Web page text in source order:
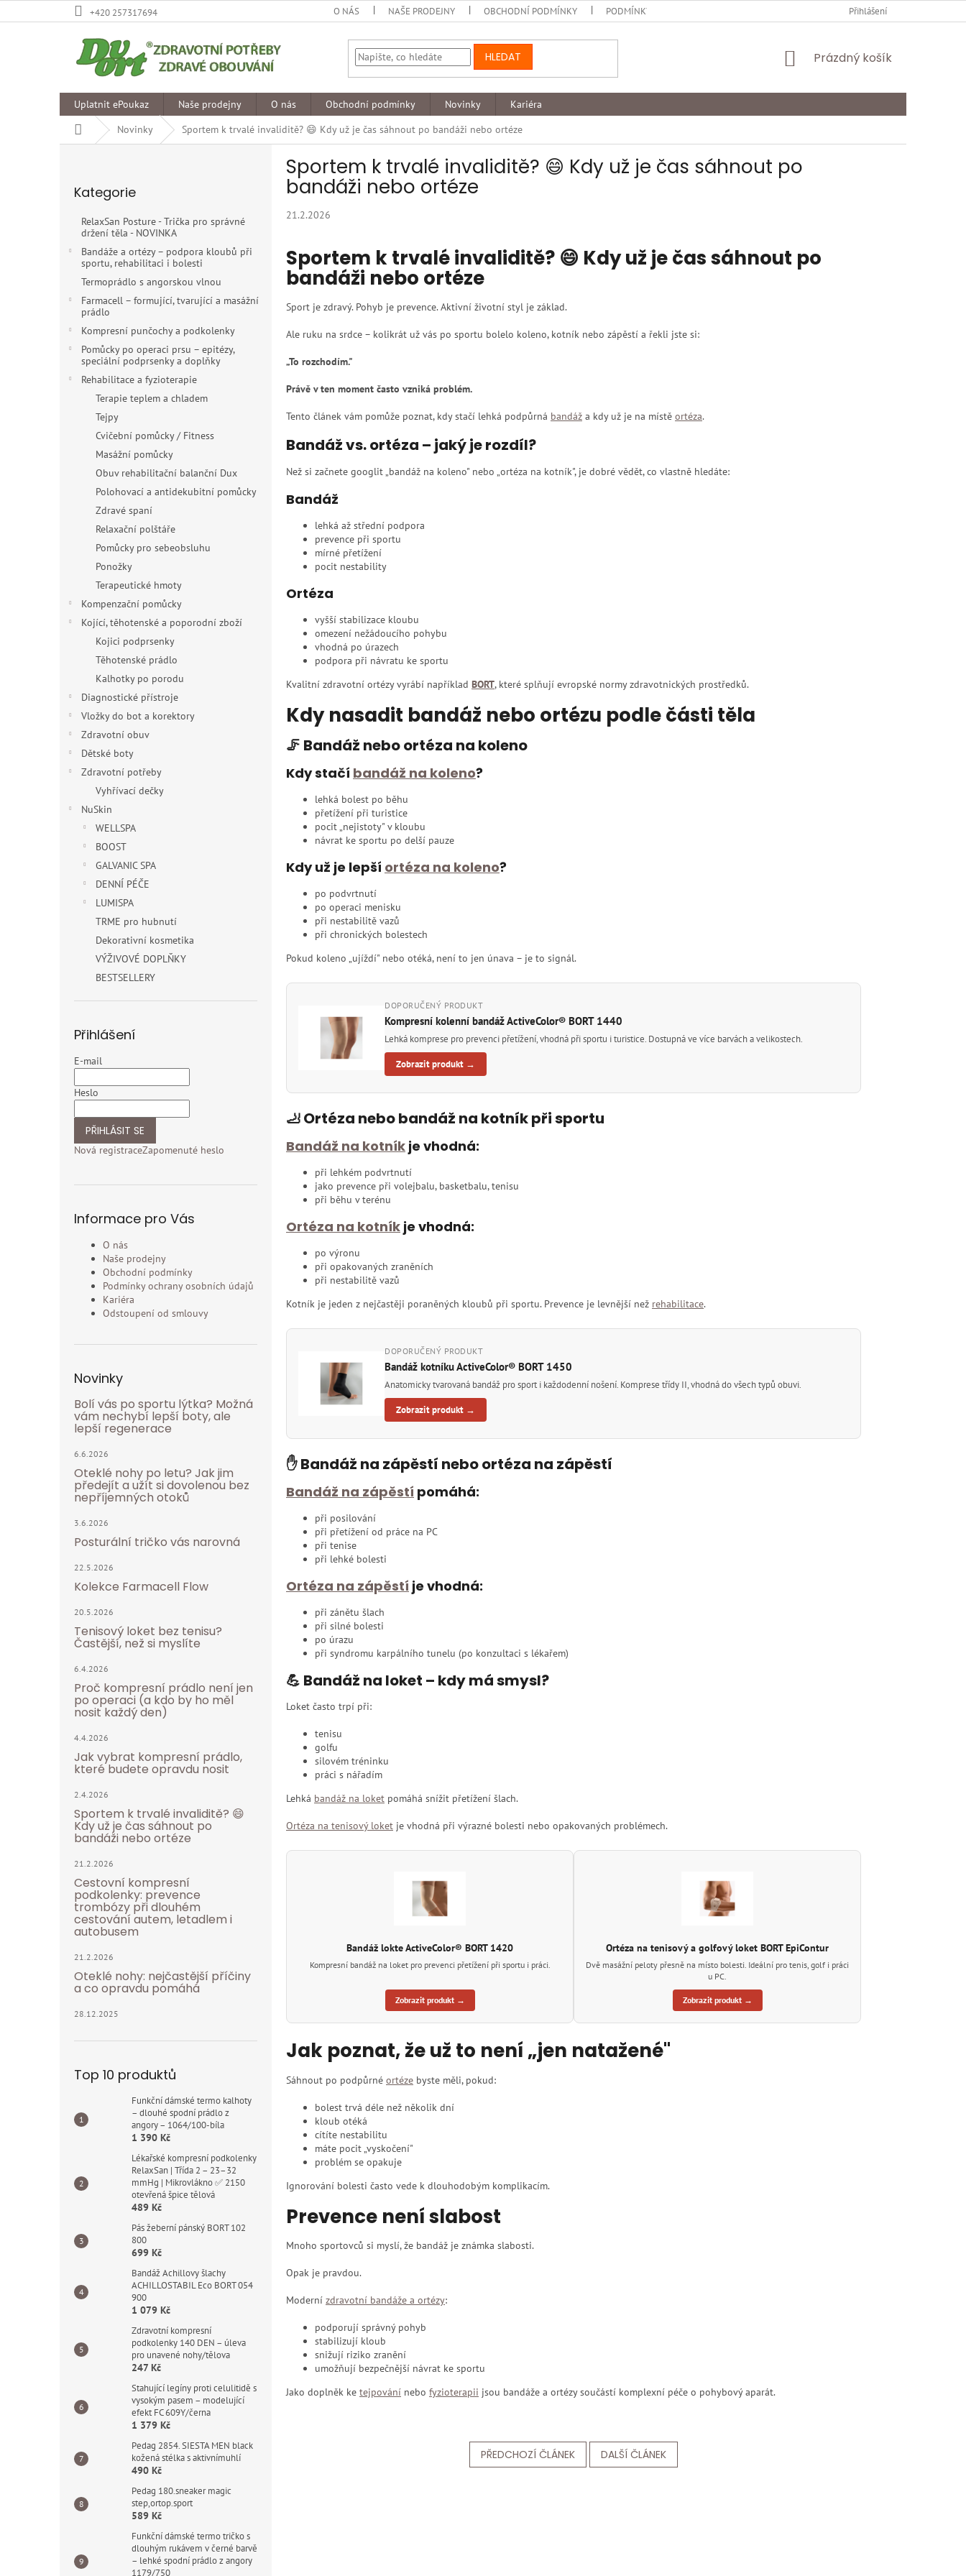
na
+420 257317694 O NÁS NAŠE PRODEJNY OBCHODNÍ PODMÍNKY PODMÍNKY OCHRANY OSOBNÍCH ÚDAJŮ ODSTOUPENÍ OD
Přihlášení
HLEDAT
NÁKUPNÍ
Prázdný košík
Uplatnit ePoukaz Naše prodejny O nás Obchodní podmínky Novinky
Kariéra
Domů
Novinky Sportem k trvalé invaliditě? 😄 Kdy už je čas sáhnout po bandáži nebo ortéze
kategorie
Kategorie
RelaxSan Posture - Trička pro správné
držení těla - NOVINKA
Bandáže a ortézy – podpora kloubů při
sportu, rehabilitaci i bolesti
Termoprádlo s angorskou vlnou
Farmacell – formující, tvarující a masážní
prádlo
Kompresní punčochy a podkolenky
Pomůcky po operaci prsu – epitézy,
speciální podprsenky a doplňky
Rehabilitace a fyzioterapie
Terapie teplem a chladem
Tejpy
Cvičební pomůcky / Fitness
Masážní pomůcky
Obuv rehabilitační balanční Dux
Polohovací a antidekubitní pomůcky
Zdravé spaní
Relaxační polštáře
Pomůcky pro sebeobsluhu
Ponožky
Terapeutické hmoty
Kompenzační pomůcky
Kojící, těhotenské a poporodní zboží
Kojici podprsenky
Těhotenské prádlo
Kalhotky po porodu
Diagnostické přístroje
Vložky do bot a korektory
Zdravotní obuv
Dětské boty
Zdravotní potřeby
Vyhřívací dečky
NuSkin
WELLSPA
BOOST
GALVANIC SPA
DENNÍ PÉČE
LUMISPA
TRME pro hubnutí
Dekorativní kosmetika
VÝŽIVOVÉ DOPLŇKY
BESTSELLERY
Přihlášení
E-mail
Heslo
PŘIHLÁSIT SE
Nová registraceZapomenuté heslo
Informace pro Vás
O nás
Naše prodejny
Obchodní podmínky
Podmínky ochrany osobních údajů
Kariéra
Odstoupení od smlouvy
Novinky
Bolí vás po sportu lýtka? Možná
vám nechybí lepší boty, ale
lepší regenerace
6.6.2026
Oteklé nohy po letu? Jak jim
předejít a užít si dovolenou bez
nepříjemných otoků
3.6.2026
Posturální tričko vás narovná
22.5.2026
Kolekce Farmacell Flow
20.5.2026
Tenisový loket bez tenisu?
Častější, než si myslíte
6.4.2026
Proč kompresní prádlo není jen
po operaci (a kdo by ho měl
nosit každý den)
4.4.2026
Jak vybrat kompresní prádlo,
které budete opravdu nosit
2.4.2026
Sportem k trvalé invaliditě? 😄
Kdy už je čas sáhnout po
bandáži nebo ortéze
21.2.2026
Cestovní kompresní
podkolenky: prevence
trombózy při dlouhém
cestování autem, letadlem i
autobusem
21.2.2026
Oteklé nohy: nejčastější příčiny
a co opravdu pomáhá
28.12.2025
Top 10 produktů
Funkční dámské termo kalhoty
– dlouhé spodní prádlo z
angory – 1064/100-bíla
1 390 Kč
Lékařské kompresní podkolenky
RelaxSan | Třída 2 – 23–32
mmHg | Mikrovlákno ✅ 2150
otevřená špice tělová
489 Kč
Pás žeberní pánský BORT 102
800
699 Kč
Bandáž Achillovy šlachy
ACHILLOSTABIL Eco BORT 054
900
1 079 Kč
Zdravotní kompresní
podkolenky 140 DEN – úleva
pro unavené nohy/tělova
247 Kč
Stahující legíny proti celulitidě s
vysokým pasem – modelující
efekt FC 609Y/černa
1 379 Kč
Pedag 2854. SIESTA MEN black
kožená stélka s aktivnímuhlí
490 Kč
Pedag 180.sneaker magic
step,ortop.sport
589 Kč
Funkční dámské termo tričko s
dlouhým rukávem v černé barvě
– lehké spodní prádlo z angory
1179/750
Sportem k trvalé invaliditě? 😄 Kdy už je čas sáhnout po
bandáži nebo ortéze
21.2.2026
Sportem k trvalé invaliditě? 😄 Kdy už je čas sáhnout po
bandáži nebo ortéze
Sport je zdravý. Pohyb je prevence. Aktivní životní styl je základ.
Ale ruku na srdce – kolikrát už vás po sportu bolelo koleno, kotník nebo zápěstí a řekli jste si:
„To rozchodím."
Právě v ten moment často vzniká problém.
Tento článek vám pomůže poznat, kdy stačí lehká podpůrná bandáž a kdy už je na místě ortéza.
Bandáž vs. ortéza – jaký je rozdíl?
Než si začnete googlit „bandáž na koleno" nebo „ortéza na kotník", je dobré vědět, co vlastně hledáte:
Bandáž
lehká až střední podpora
prevence při sportu
mírné přetížení
pocit nestability
Ortéza
vyšší stabilizace kloubu
omezení nežádoucího pohybu
vhodná po úrazech
podpora při návratu ke sportu
Kvalitní zdravotní ortézy vyrábí například BORT, které splňují evropské normy zdravotnických prostředků.
Kdy nasadit bandáž nebo ortézu podle části těla
🦵 Bandáž nebo ortéza na koleno
Kdy stačí bandáž na koleno?
lehká bolest po běhu
přetížení při turistice
pocit „nejistoty" v kloubu
návrat ke sportu po delší pauze
Kdy už je lepší ortéza na koleno?
po podvrtnutí
po operaci menisku
při nestabilitě vazů
při chronických bolestech
Pokud koleno „ujíždí" nebo otéká, není to jen únava – je to signál.
DOPORUČENÝ PRODUKT
Kompresní kolenní bandáž ActiveColor® BORT 1440
Lehká komprese pro prevenci přetížení, vhodná při sportu i turistice. Dostupná ve více barvách a velikostech.
Zobrazit produkt →
🦶 Ortéza nebo bandáž na kotník při sportu
Bandáž na kotník je vhodná:
při lehkém podvrtnutí
jako prevence při volejbalu, basketbalu, tenisu
při běhu v terénu
Ortéza na kotník je vhodná:
po výronu
při opakovaných zraněních
při nestabilitě vazů
Kotník je jeden z nejčastěji poraněných kloubů při sportu. Prevence je levnější než rehabilitace.
DOPORUČENÝ PRODUKT
Bandáž kotníku ActiveColor® BORT 1450
Anatomicky tvarovaná bandáž pro sport i každodenní nošení. Komprese třídy II, vhodná do všech typů obuvi.
Zobrazit produkt →
✋ Bandáž na zápěstí nebo ortéza na zápěstí
Bandáž na zápěstí pomáhá:
při posilování
při přetížení od práce na PC
při tenise
při lehké bolesti
Ortéza na zápěstí je vhodná:
při zánětu šlach
při silné bolesti
po úrazu
při syndromu karpálního tunelu (po konzultaci s lékařem)
💪 Bandáž na loket – kdy má smysl?
Loket často trpí při:
tenisu
golfu
silovém tréninku
práci s nářadím
Lehká bandáž na loket pomáhá snížit přetížení šlach.
Ortéza na tenisový loket je vhodná při výrazné bolesti nebo opakovaných problémech.
Bandáž lokte ActiveColor® BORT 1420
Kompresní bandáž na loket pro prevenci přetížení při sportu i práci.
Zobrazit produkt →
Ortéza na tenisový a golfový loket BORT EpiContur
Dvě masážní peloty přesně na místo bolesti. Ideální pro tenis, golf i práci
u PC.
Zobrazit produkt →
Jak poznat, že už to není „jen natažené"
Sáhnout po podpůrné ortéze byste měli, pokud:
bolest trvá déle než několik dní
kloub otéká
cítíte nestabilitu
máte pocit „vyskočení"
problém se opakuje
Ignorování bolesti často vede k dlouhodobým komplikacím.
Prevence není slabost
Mnoho sportovců si myslí, že bandáž je známka slabosti.
Opak je pravdou.
Moderní zdravotní bandáže a ortézy:
podporují správný pohyb
stabilizují kloub
snižují riziko zranění
umožňují bezpečnější návrat ke sportu
Jako doplněk ke tejpování nebo fyzioterapii jsou bandáže a ortézy součástí komplexní péče o pohybový aparát.
PŘEDCHOZÍ ČLÁNEK DALŠÍ ČLÁNEK